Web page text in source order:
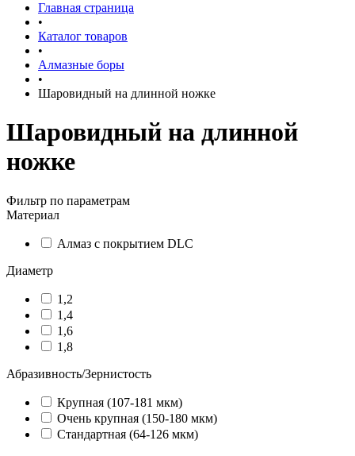
Главная страница
•
Каталог товаров
•
Алмазные боры
•
Шаровидный на длинной ножке
Шаровидный на длинной
ножке
Фильтр по параметрам
Материал
Алмаз с покрытием DLC
Диаметр
1,2
1,4
1,6
1,8
Абразивность/Зернистость
Крупная (107-181 мкм)
Очень крупная (150-180 мкм)
Стандартная (64-126 мкм)